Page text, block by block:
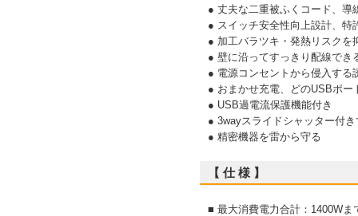
● 丈夫な二重被ふくコード、導
● スイッチ安全性向上設計、特
● 加工バラツキ・発熱リスクを
● 壁に沿ってすっきり配線でき
● 電源コンセントから侵入する
● おまかせ充電、どのUSBポ
● USB過電流保護機能付き
● 3wayスライドシャッター付
● 精密機器を雷から守る
【 仕 様 】
■ 最大消費電力合計：1400Wま